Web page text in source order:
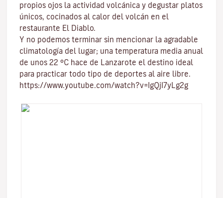
propios ojos la actividad volcánica y degustar platos
únicos, cocinados al calor del volcán en el
restaurante El Diablo.
Y no podemos terminar sin mencionar la agradable
climatología del lugar; una temperatura media anual
de unos 22 ºC hace de Lanzarote el destino ideal
para practicar todo tipo de deportes al aire libre.
https://www.youtube.com/watch?v=IgQjI7yLg2g